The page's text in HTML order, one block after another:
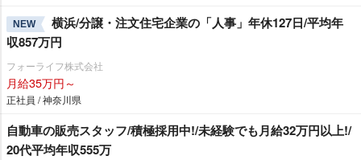
NEW
横浜/分譲・注文住宅企業の「人事」年休127日/平均年
収857万円
フォーライフ株式会社
月給35万円～
正社員 / 神奈川県
自動車の販売スタッフ/積極採用中!/未経験でも月給32万円以上!/
20代平均年収555万